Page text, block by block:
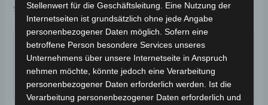
Schlagwort:Bedienelemente
Garantiert sicherer Checkout
Stellenwert für die Geschäftsleitung. Eine Nutzung der
Internetseiten ist grundsätzlich ohne jede Angabe
personenbezogener Daten möglich. Sofern eine
betroffene Person besondere Services unseres
Unternehmens über unsere Internetseite in Anspruch
nehmen möchte, könnte jedoch eine Verarbeitung
personenbezogener Daten erforderlich werden. Ist die
Verarbeitung personenbezogener Daten erforderlich und